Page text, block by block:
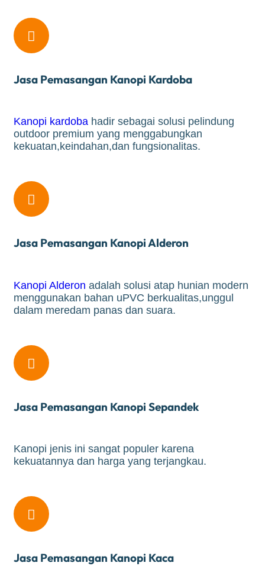

Jasa Pemasangan Kanopi Kardoba
Kanopi kardoba hadir sebagai solusi pelindung
outdoor premium yang menggabungkan
kekuatan,keindahan,dan fungsionalitas.

Jasa Pemasangan Kanopi Alderon
Kanopi Alderon adalah solusi atap hunian modern
menggunakan bahan uPVC berkualitas,unggul
dalam meredam panas dan suara.

Jasa Pemasangan Kanopi Sepandek
Kanopi jenis ini sangat populer karena
kekuatannya dan harga yang terjangkau.

Jasa Pemasangan Kanopi Kaca